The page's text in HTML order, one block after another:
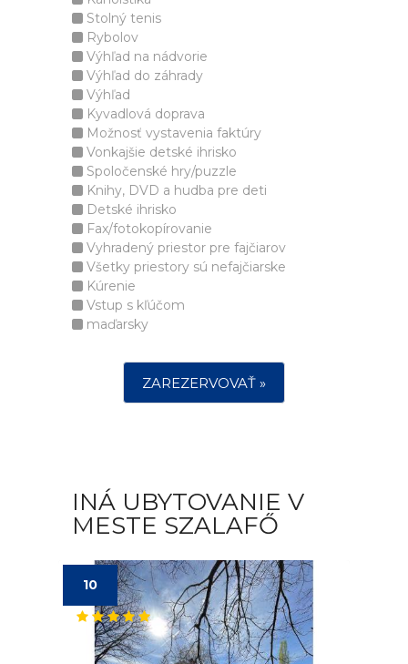
Stolný tenis
Rybolov
Výhľad na nádvorie
Výhľad do záhrady
Výhľad
Kyvadlová doprava
Možnosť vystavenia faktúry
Vonkajšie detské ihrisko
Spoločenské hry/puzzle
Knihy, DVD a hudba pre deti
Detské ihrisko
Fax/fotokopírovanie
Vyhradený priestor pre fajčiarov
Všetky priestory sú nefajčiarske
Kúrenie
Vstup s kľúčom
maďarsky
ZAREZERVOVAŤ »
INÁ UBYTOVANIE V
MESTE SZALAFŐ
10